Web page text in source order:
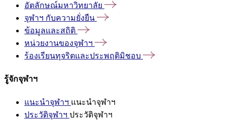
อัตลักษณ์มหาวิทยาลัย
จุฬาฯ กับความยั่งยืน
ข้อมูลและสถิติ
หน่วยงานของจุฬาฯ
ร้องเรียนทุจริตและประพฤติมิชอบ
รู้จักจุฬาฯ
แนะนำจุฬาฯ แนะนำจุฬาฯ
ประวัติจุฬาฯ ประวัติจุฬาฯ